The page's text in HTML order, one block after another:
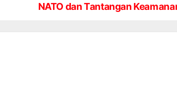
NATO dan Tantangan